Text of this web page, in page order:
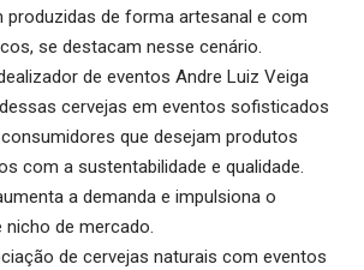
produzidas de forma artesanal e com
se destacam nesse cenário.
de eventos Andre Luiz Veiga
cervejas em eventos sofisticados
que desejam produtos
com a sustentabilidade e qualidade.
a demanda e impulsiona o
de mercado.
de cervejas naturais com eventos